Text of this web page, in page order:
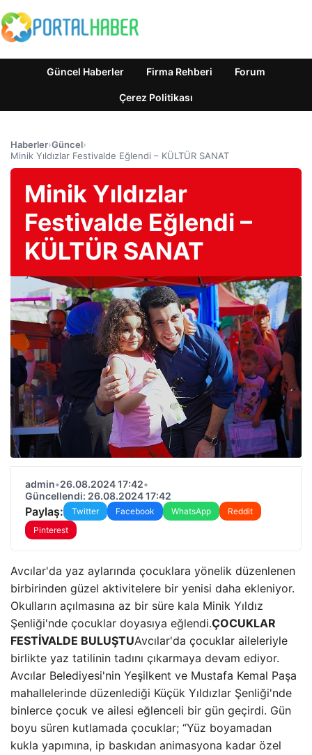
Güncel Haberler Firma Rehberi Forum
Çerez Politikası
Haberler›Güncel›
Minik Yıldızlar Festivalde Eğlendi – KÜLTÜR SANAT
Minik Yıldızlar
Festivalde Eğlendi –
KÜLTÜR SANAT
admin•26.08.2024 17:42•
Güncellendi: 26.08.2024 17:42
Paylaş: Twitter Facebook WhatsApp
Reddit
Pinterest
Avcılar'da yaz aylarında çocuklara yönelik düzenlenen
birbirinden güzel aktivitelere bir yenisi daha ekleniyor.
Okulların açılmasına az bir süre kala Minik Yıldız
Şenliği'nde çocuklar doyasıya eğlendi.ÇOCUKLAR
FESTİVALDE BULUŞTUAvcılar'da çocuklar aileleriyle
birlikte yaz tatilinin tadını çıkarmaya devam ediyor.
Avcılar Belediyesi'nin Yeşilkent ve Mustafa Kemal Paşa
mahallelerinde düzenlediği Küçük Yıldızlar Şenliği'nde
binlerce çocuk ve ailesi eğlenceli bir gün geçirdi. Gün
boyu süren kutlamada çocuklar; “Yüz boyamadan
kukla yapımına, ip baskıdan animasyona kadar özel